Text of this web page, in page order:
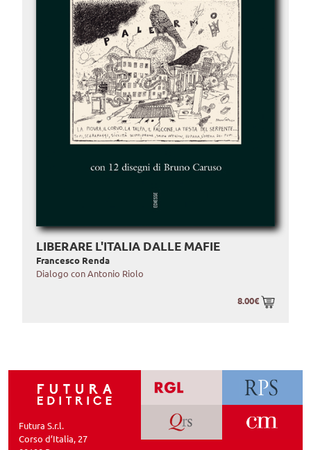
LIBERARE L'ITALIA DALLE MAFIE
Francesco Renda
Dialogo con Antonio Riolo
8.00€
Futura S.r.l.
Corso d’Italia, 27